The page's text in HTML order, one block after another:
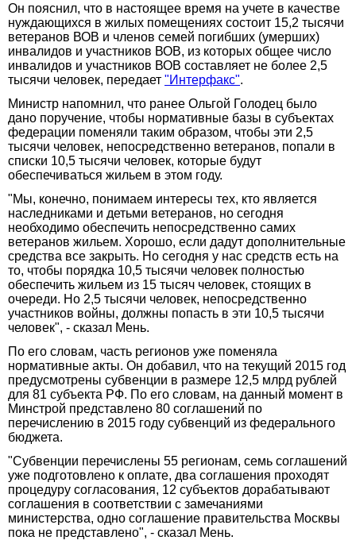
Он пояснил, что в настоящее время на учете в качестве
нуждающихся в жилых помещениях состоит 15,2 тысячи
ветеранов ВОВ и членов семей погибших (умерших)
инвалидов и участников ВОВ, из которых общее число
инвалидов и участников ВОВ составляет не более 2,5
тысячи человек, передает "Интерфакс".
Министр напомнил, что ранее Ольгой Голодец было
дано поручение, чтобы нормативные базы в субъектах
федерации поменяли таким образом, чтобы эти 2,5
тысячи человек, непосредственно ветеранов, попали в
списки 10,5 тысячи человек, которые будут
обеспечиваться жильем в этом году.
"Мы, конечно, понимаем интересы тех, кто является
наследниками и детьми ветеранов, но сегодня
необходимо обеспечить непосредственно самих
ветеранов жильем. Хорошо, если дадут дополнительные
средства все закрыть. Но сегодня у нас средств есть на
то, чтобы порядка 10,5 тысячи человек полностью
обеспечить жильем из 15 тысяч человек, стоящих в
очереди. Но 2,5 тысячи человек, непосредственно
участников войны, должны попасть в эти 10,5 тысячи
человек", - сказал Мень.
По его словам, часть регионов уже поменяла
нормативные акты. Он добавил, что на текущий 2015 год
предусмотрены субвенции в размере 12,5 млрд рублей
для 81 субъекта РФ. По его словам, на данный момент в
Минстрой представлено 80 соглашений по
перечислению в 2015 году субвенций из федерального
бюджета.
"Субвенции перечислены 55 регионам, семь соглашений
уже подготовлено к оплате, два соглашения проходят
процедуру согласования, 12 субъектов дорабатывают
соглашения в соответствии с замечаниями
министерства, одно соглашение правительства Москвы
пока не представлено", - сказал Мень.